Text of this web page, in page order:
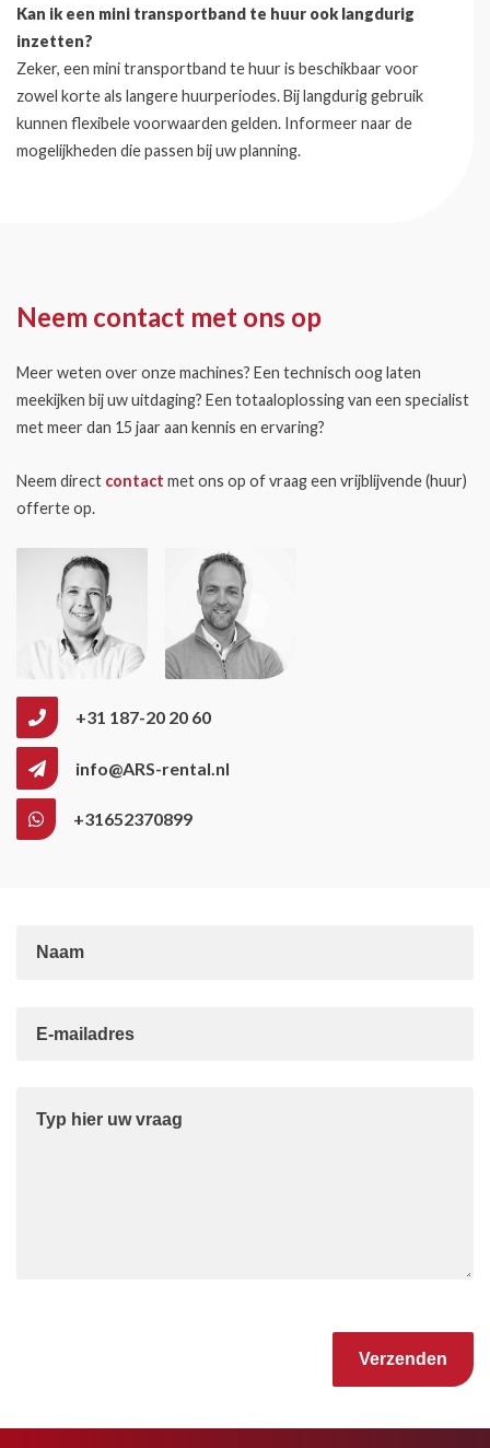
Kan ik een mini transportband te huur ook langdurig
inzetten?
Zeker, een mini transportband te huur is beschikbaar voor
zowel korte als langere huurperiodes. Bij langdurig gebruik
kunnen flexibele voorwaarden gelden. Informeer naar de
mogelijkheden die passen bij uw planning.
Neem contact met ons op
Meer weten over onze machines? Een technisch oog laten
meekijken bij uw uitdaging? Een totaaloplossing van een specialist
met meer dan 15 jaar aan kennis en ervaring?
Neem direct contact met ons op of vraag een vrijblijvende (huur)
offerte op.
+31 187-20 20 60
info@ARS-rental.nl
+31652370899